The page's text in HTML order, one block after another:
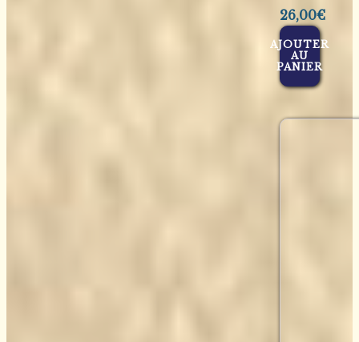
26,00€
AJOUTER
AU
PANIER